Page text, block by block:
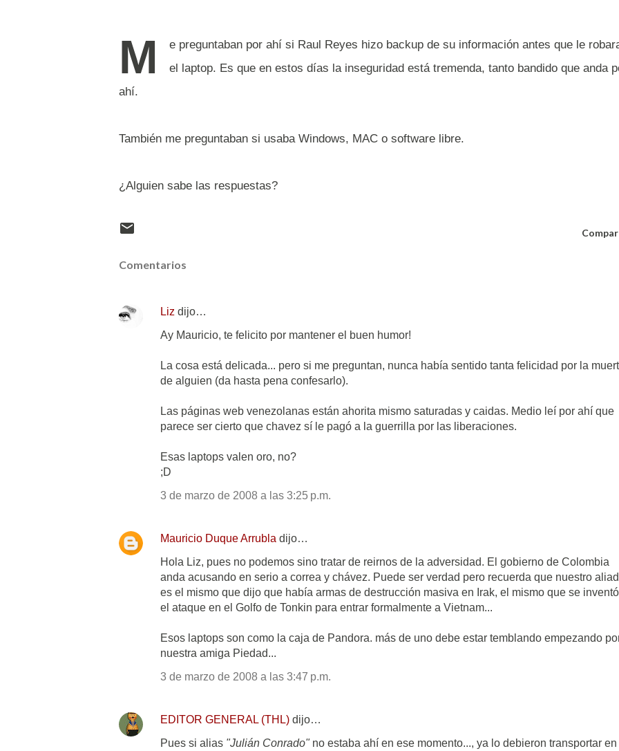
M
e preguntaban por ahí si Raul Reyes hizo backup de su información antes que le
el laptop. Es que en estos días la inseguridad está tremenda, tanto bandido que anda
ahí.
También me preguntaban si usaba Windows, MAC o software libre.
¿Alguien sabe las respuestas?
Comentarios
Liz dijo…
Ay Mauricio, te felicito por mantener el buen humor!
La cosa está delicada... pero si me preguntan, nunca había sentido tanta felicidad por la
de alguien (da hasta pena confesarlo).
Las páginas web venezolanas están ahorita mismo saturadas y caidas. Medio leí por ahí que
parece ser cierto que chavez sí le pagó a la guerrilla por las liberaciones.
Esas laptops valen oro, no?
;D
3 de marzo de 2008 a las 3:25 p.m.
Mauricio Duque Arrubla dijo…
Hola Liz, pues no podemos sino tratar de reirnos de la adversidad. El gobierno de Colombia
anda acusando en serio a correa y chávez. Puede ser verdad pero recuerda que nuestro
es el mismo que dijo que había armas de destrucción masiva en Irak, el mismo que se inventó
el ataque en el Golfo de Tonkin para entrar formalmente a Vietnam...
Esos laptops son como la caja de Pandora. más de uno debe estar temblando empezando
nuestra amiga Piedad...
3 de marzo de 2008 a las 3:47 p.m.
EDITOR GENERAL (THL) dijo…
Pues si alias "Julián Conrado"no estaba ahí en ese momento..., ya lo debieron transportar en